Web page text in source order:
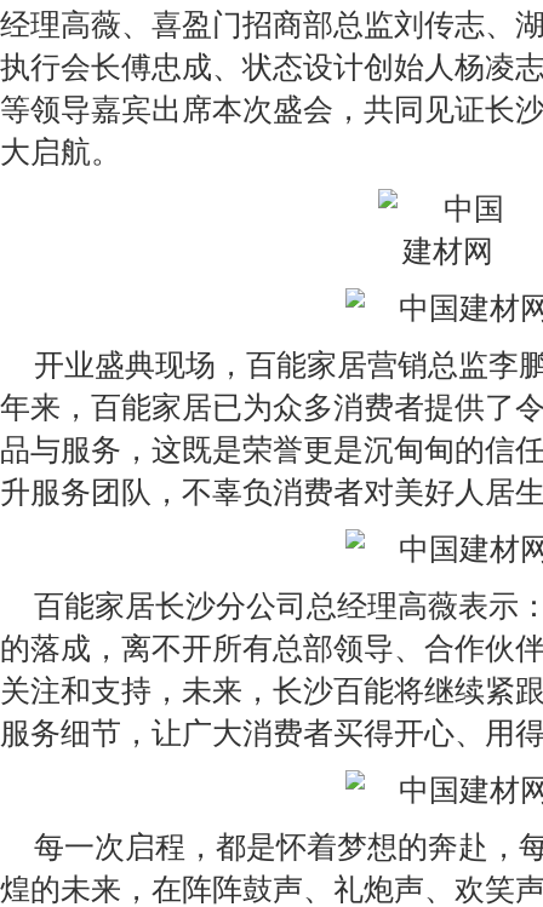
经理高薇、喜盈门招商部总监刘传志、
执行会长傅忠成、状态设计创始人杨凌
等领导嘉宾出席本次盛会，共同见证长
大启航。
开业盛典现场，百能家居营销总监李
年来，百能家居已为众多消费者提供了
品与服务，这既是荣誉更是沉甸甸的信
升服务团队，不辜负消费者对美好人居
百能家居长沙分公司总经理高薇表示
的落成，离不开所有总部领导、合作伙
关注和支持，未来，长沙百能将继续紧
服务细节，让广大消费者买得开心、用
每一次启程，都是怀着梦想的奔赴，
煌的未来，在阵阵鼓声、礼炮声、欢笑